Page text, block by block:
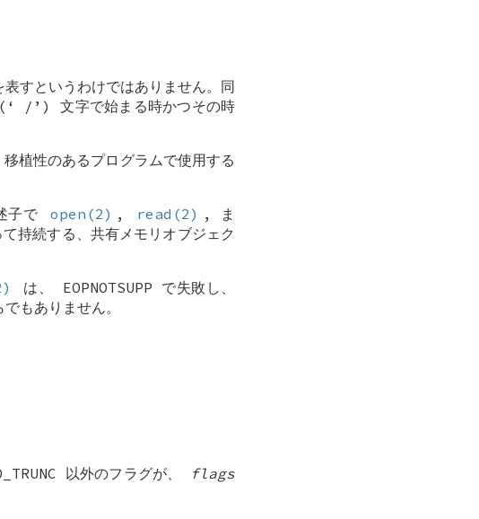
すというわけではありません。同
/ ’) 文字で始まる時かつその時
植性のあるプログラムで使用する
子で open(2) , read(2) , ま
持続する、共有メモリオブジェク
は、 EOPNOTSUPP で失敗し、
もありません。
以外のフラグが、
flags